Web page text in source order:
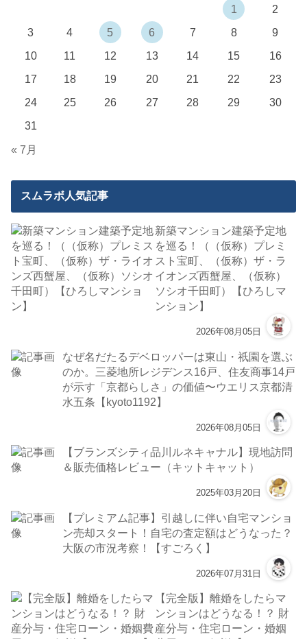
1
2
3
4 5 6 7 8
9
10
11 12 13 14 15
16
17
18 19 20 21 22
23
24
25 26 27 28 29
30
31
« 7月
スムラボ人気記事
新築マンション建築予定地
を巡る！（（仮称）プレミ
スト宝町、（仮称）ザ・ラ
イオンズ西蟹屋、（仮称）
ソシオ千田町）【ひろしマ
ンション】
2026年08月05日
なぜ名だたるデベロッパーは東山・祇園を選ぶ
のか。三菱地所レジデンス16戸、住友商事14戸
が示す「京都らしさ」の価値〜ウエリス京都清
水五条【kyoto1192】
2026年08月05日
【ブランズシティ品川ルネキャナル】現地訪問
＆販売価格レビュー（キットキャット）
2025年03月20日
【プレミアム記事】引越しに伴い自宅マンショ
ン売却スタート！自宅の査定額はどうなった？
大阪の市況考察！【すごろく】
2026年07月31日
【完全版】離婚をしたらマ
ンションはどうなる！？ 財
産分与・住宅ローン・婚姻